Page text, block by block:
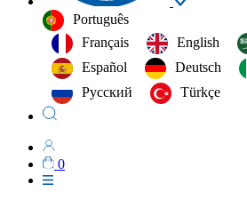
Português
Français
English
Español
Deutsch
Русский
Türkçe
0